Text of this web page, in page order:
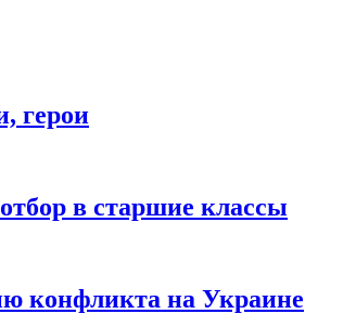
герои
в старшие классы
конфликта на Украине